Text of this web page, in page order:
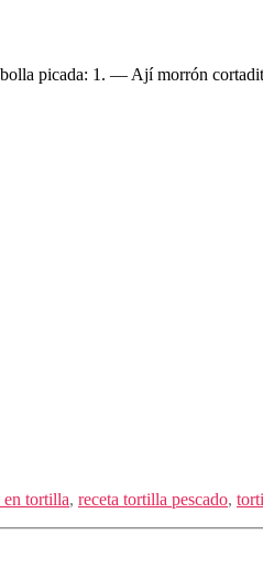
picada: 1. — Ají morrón
en tortilla, receta tortilla pescado,